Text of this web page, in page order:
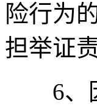
险行为
担举证
6、因